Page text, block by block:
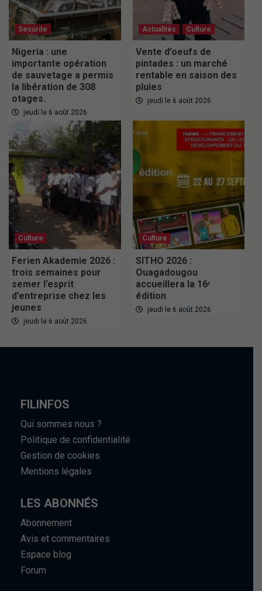
Securite
Nigeria : une
importante opération
de sauvetage a permis
la libération de 308
otages.
jeudi le 6 août 2026
Actualités Culture
Vente d’oeufs de
pintades : un marché
rentable en saison des
pluies
jeudi le 6 août 2026
Culture
Ferien Akademie 2026 :
trois semaines pour
semer l’esprit
d’entreprise chez les
jeunes
jeudi le 6 août 2026
Culture
SITHO 2026 :
Ouagadougou
accueillera la 16ᵉ
édition
jeudi le 6 août 2026
FILINFOS
Qui sommes nous ?
Politique de confidentialité
Gestion de cookies
Mentions légales
LES ABONNÉS
Abonnement
Avis et commentaires
Espace blog
Forum